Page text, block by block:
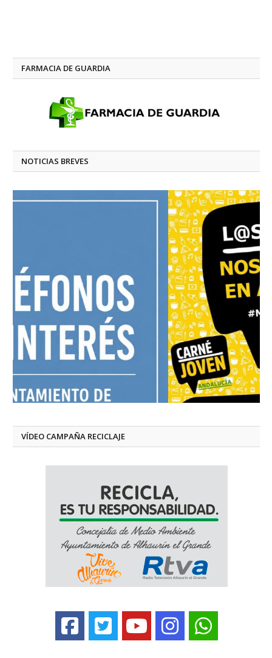
FARMACIA DE GUARDIA
NOTICIAS BREVES
VÍDEO CAMPAÑA RECICLAJE